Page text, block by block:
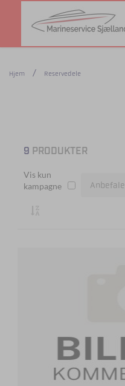
Hjem Reservedele
9 PRODUKTER
Vis kun
kampagne